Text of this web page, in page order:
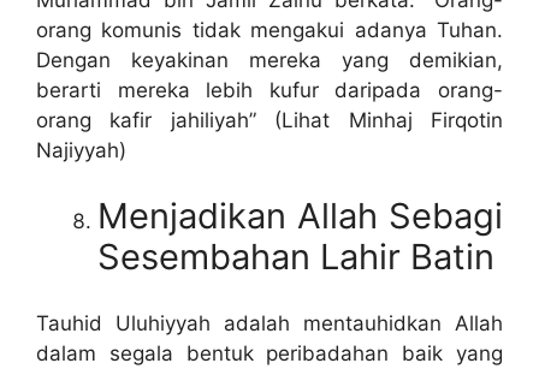
orang komunis tidak mengakui adanya Tuhan.
Dengan keyakinan mereka yang demikian,
berarti mereka lebih kufur daripada orang-
orang kafir jahiliyah” (Lihat Minhaj Firqotin
Najiyyah)
Menjadikan Allah Sebagi
Sesembahan Lahir Batin
Tauhid Uluhiyyah adalah mentauhidkan Allah
dalam segala bentuk peribadahan baik yang